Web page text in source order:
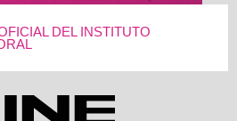
DEL INSTITUTO